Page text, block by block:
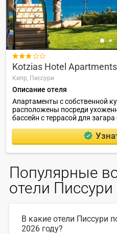

Kotzias Hotel Apartments
Кипр, Писсури
Описание отеля
Апартаменты с собственной
расположены посреди
бассейн с террасой для
Популярные
отели Писсури
В какие отели Писсури
2026 году?